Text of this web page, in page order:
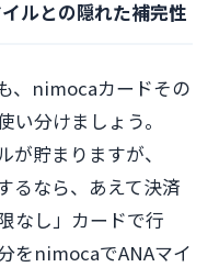
ルとの隠れた補完性
、nimocaカードその
分けましょう。
が貯まりますが、
るなら、あえて決済
なし」カードで行
をnimocaでANAマイ